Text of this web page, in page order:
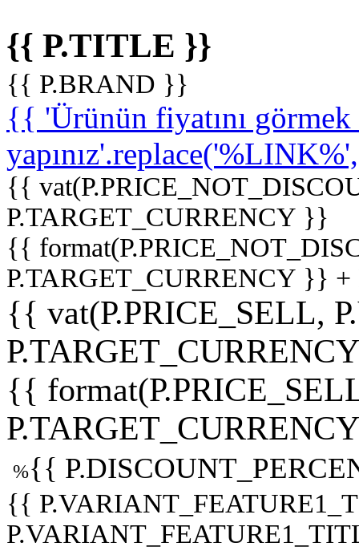
{{ P.TITLE }}
{{ P.BRAND }}
{{ 'Ürünün fiyatını
{{
P.TARGET_CURRENCY }}
{{
P.TARGET_CURRENCY }}
{{ vat(P.PRICE_SELL,
{{
%{{
{{